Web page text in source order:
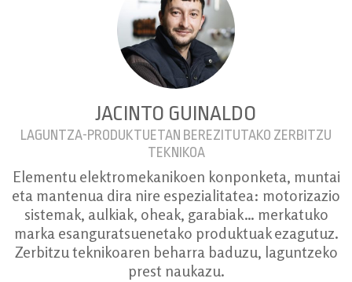
JACINTO GUINALDO
LAGUNTZA-PRODUKTUETAN BEREZITUTAKO ZERBITZU
TEKNIKOA
Elementu elektromekanikoen konponketa, muntai
eta mantenua dira nire espezialitatea: motorizazio
sistemak, aulkiak, oheak, garabiak… merkatuko
marka esanguratsuenetako produktuak ezagutuz.
Zerbitzu teknikoaren beharra baduzu, laguntzeko
prest naukazu.